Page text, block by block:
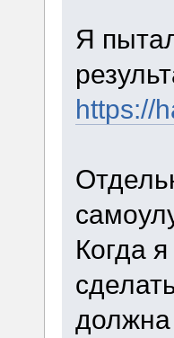
Я
https://
Когда
должна